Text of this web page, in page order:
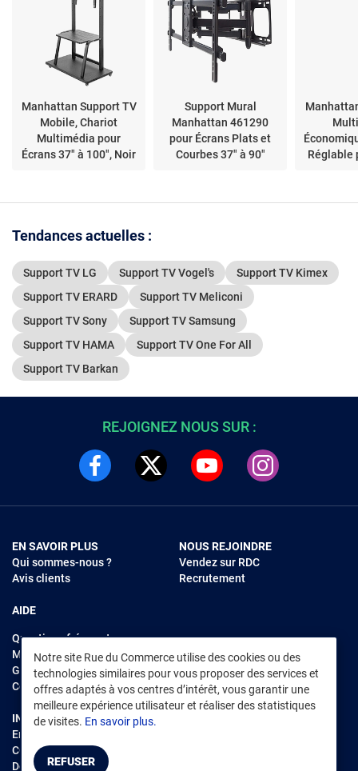
Manhattan Support TV
Mobile, Chariot
Multimédia pour
Écrans 37" à 100", Noir
Support Mural
Manhattan 461290
pour Écrans Plats et
Courbes 37" à 90"
Réglable
Tendances actuelles :
Support TV LG Support TV Vogel's
Support TV Kimex
Support TV ERARD
Support TV Meliconi
Support TV Sony
Support TV Samsung
Support TV HAMA
Support TV One For All
Support TV Barkan
Notre site Rue du Commerce utilise des cookies ou des
technologies similaires pour vous proposer des services et
offres adaptés à vos centres d’intérêt, vous garantir une
meilleure expérience utilisateur et réaliser des statistiques
de visites. En savoir plus.
REFUSER
REJOIGNEZ NOUS SUR :
EN SAVOIR PLUS
Qui sommes-nous ?
Avis clients
AIDE
Questions fréquentes
Modes de règlements
Garantie et retours
Contacter Rue du Commerce
NOUS REJOINDRE
Vendez sur RDC
Recrutement
INFORMATIONS LÉGALES
Environnement
CGV /CGU Marketplace
Données personnelles